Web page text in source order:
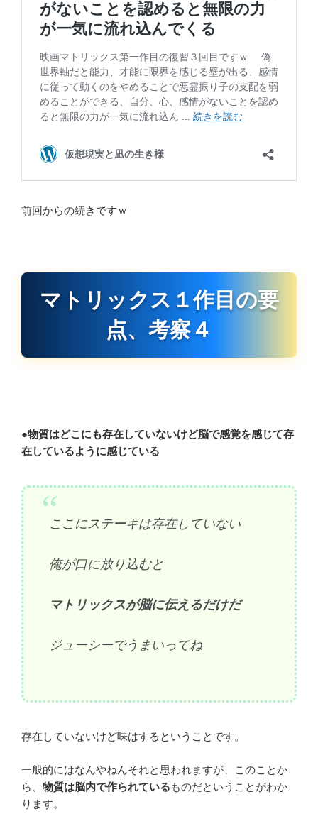
前回からの続きですｗ
マトリックス１作目の要
点、考察４
●物質はどこにも存在していないけど脳で感覚を感じて存
在しているように感じている
ここにステーキは存在していない
俺が口に放り込むと
マトリックスが脳に伝えるだけだ
ジューシーでうまいってね
存在していないけど味はするということです。
一般的にはなんやねんそれと思われますが、このことか
ら、 物質は脳内で作られている ものだということがわか
ります。